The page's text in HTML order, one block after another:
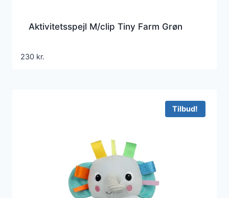
Aktivitetsspejl M/clip Tiny Farm Grøn
230 kr.
Tilbud!